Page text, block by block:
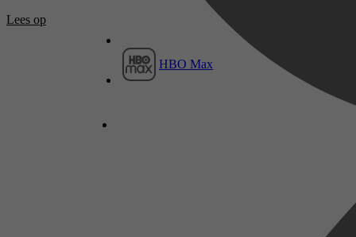
HBO Max
Lees op